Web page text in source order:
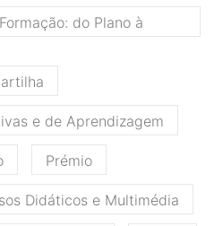
do Plano à
e de Aprendizagem
Prémio
Didáticos e Multimédia